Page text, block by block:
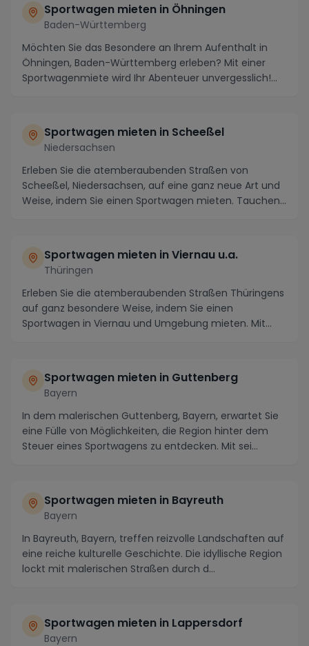
Sportwagen mieten in Öhningen
Baden-Württemberg
Möchten Sie das Besondere an Ihrem Aufenthalt in
Öhningen, Baden-Württemberg erleben? Mit einer
Sportwagenmiete wird Ihr Abenteuer unvergesslich!
Sportwagen mieten in Scheeßel
Niedersachsen
Erleben Sie die atemberaubenden Straßen von
Scheeßel, Niedersachsen, auf eine ganz neue Art und
Weise, indem Sie einen Sportwagen mieten. Tauchen
Sportwagen mieten in Viernau u.a.
Thüringen
Erleben Sie die atemberaubenden Straßen Thüringens
auf ganz besondere Weise, indem Sie einen
Sportwagen in Viernau und Umgebung mieten. Mit
Sportwagen mieten in Guttenberg
Bayern
In dem malerischen Guttenberg, Bayern, erwartet Sie
eine Fülle von Möglichkeiten, die Region hinter dem
Steuer eines Sportwagens zu entdecken. Mit sei...
Sportwagen mieten in Bayreuth
Bayern
In Bayreuth, Bayern, treffen reizvolle Landschaften auf
eine reiche kulturelle Geschichte. Die idyllische Region
lockt mit malerischen Straßen durch d...
Sportwagen mieten in Lappersdorf
Bayern